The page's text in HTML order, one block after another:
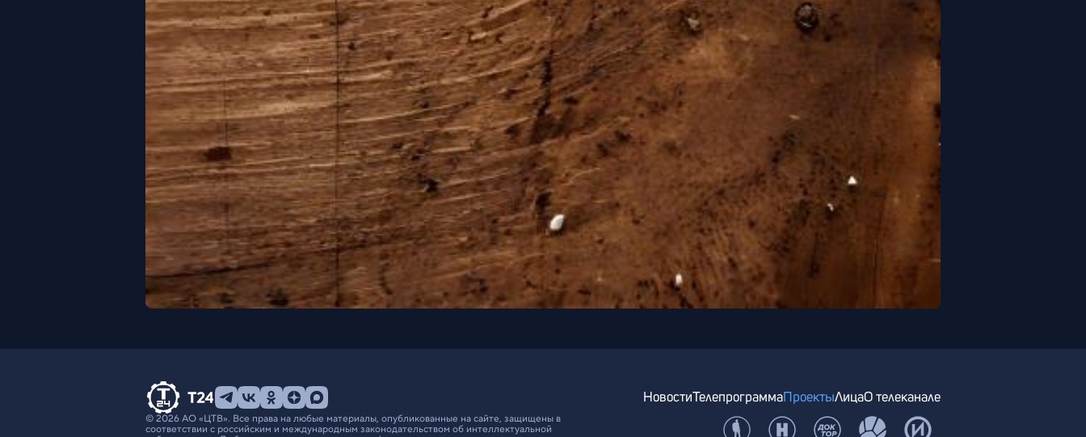
НовостиТелепрограммаПроектыЛицаО телеканале
© 2026 АО «ЦТВ». Все права на любые материалы, опубликованные на сайте, защищены в
соответствии с российским и международным законодательством об интеллектуальной